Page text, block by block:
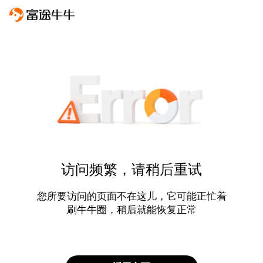
访问频繁，请稍后重试
您所要访问的页面不在这儿，它可能正忙着
刷牛牛圈，稍后就能恢复正常